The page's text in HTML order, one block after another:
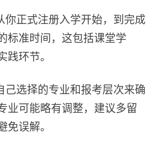
正式注册入学开始，到完成
标准时间，这包括课堂学
践环节。
选择的专业和报考层次来确
业可能略有调整，建议多留
免误解。